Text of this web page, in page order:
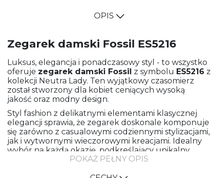
OPIS
Zegarek damski Fossil ES5216
Luksus, elegancja i ponadczasowy styl - to wszystko
oferuje zegarek damski Fossil z symbolu ES5216 z
kolekcji Neutra Lady. Ten wyjątkowy czasomierz
został stworzony dla kobiet ceniących wysoką
jakość oraz modny design.
Styl fashion z delikatnymi elementami klasycznej
elegancji sprawia, że zegarek doskonale komponuje
się zarówno z casualowymi codziennymi stylizacjami,
jak i wytwornymi wieczorowymi kreacjami. Idealny
wybór na każdą okazję, podkreślający unikalny
charakter i pewność siebie noszącej go kobiety.
Bransoleta oraz koperta zegarka wykonane z
POKAŻ PEŁNY OPIS